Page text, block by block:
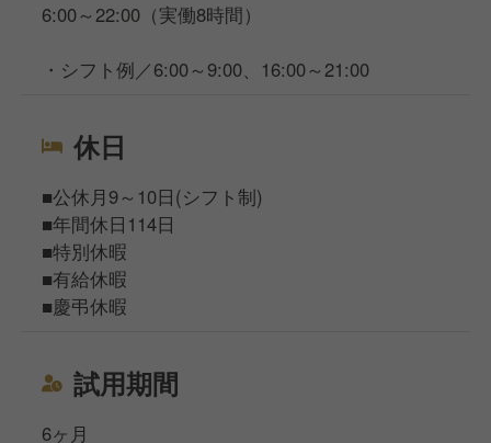
6:00～22:00（実働8時間）
・シフト例／6:00～9:00、16:00～21:00
休日
■公休月9～10日(シフト制)
■年間休日114日
■特別休暇
■有給休暇
■慶弔休暇
試用期間
6ヶ月